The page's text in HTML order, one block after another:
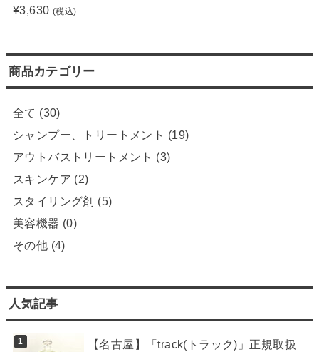
¥3,630 (税込)
商品カテゴリー
全て (30)
シャンプー、トリートメント (19)
アウトバストリートメント (3)
スキンケア (2)
スタイリング剤 (5)
美容機器 (0)
その他 (4)
人気記事
【名古屋】「track(トラック)」正規取扱